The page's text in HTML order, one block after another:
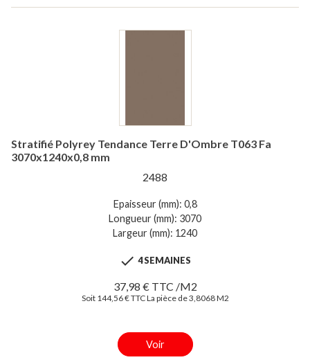
Stratifié Polyrey Tendance Terre D'Ombre T063 Fa
3070x1240x0,8 mm
2488
Epaisseur (mm): 0,8
Longueur (mm): 3070
Largeur (mm): 1240
 4 SEMAINES
37,98 € TTC /M2
Soit 144,56 € TTC La pièce de 3,8068 M2
Voir